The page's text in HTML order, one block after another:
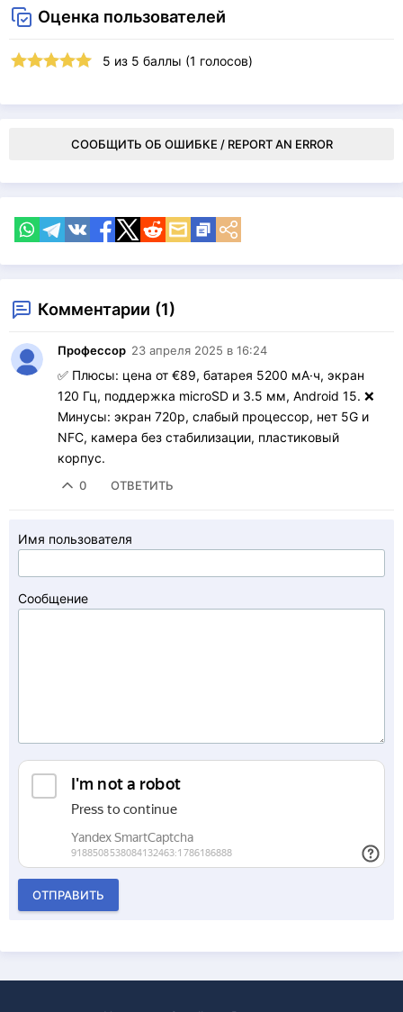
Оценка пользователей
5 из 5 баллы (1 голосов)
СООБЩИТЬ ОБ ОШИБКЕ / REPORT AN ERROR
Комментарии (1)
Профессор 23 апреля 2025 в 16:24
✅ Плюсы: цена от €89, батарея 5200 мА·ч, экран
120 Гц, поддержка microSD и 3.5 мм, Android 15. ❌
Минусы: экран 720p, слабый процессор, нет 5G и
NFC, камера без стабилизации, пластиковый
корпус.
0 ОТВЕТИТЬ
Имя пользователя
Сообщение
ОТПРАВИТЬ